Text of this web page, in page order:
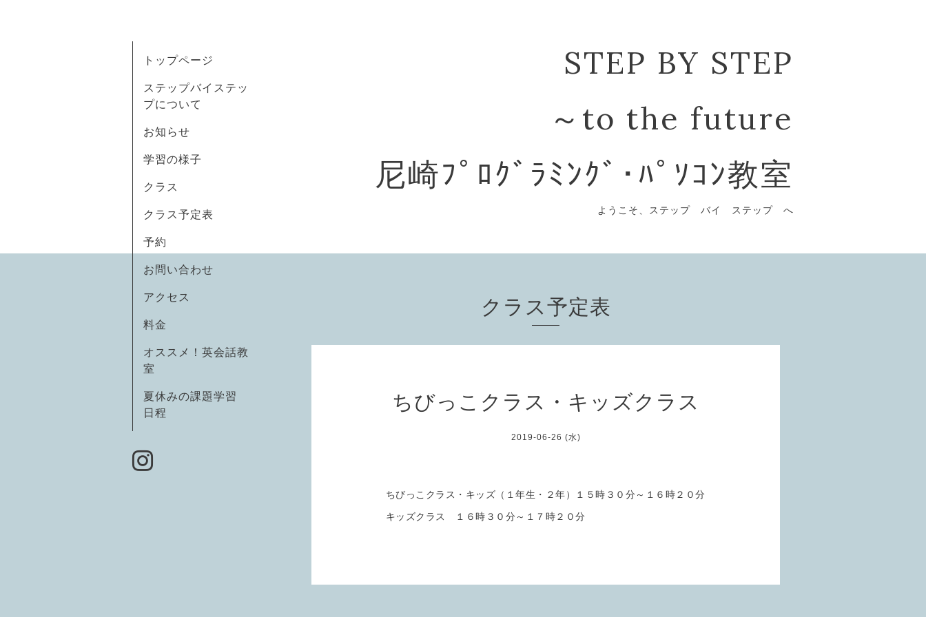
STEP BY STEP
～to the future
尼崎ﾌﾟﾛｸﾞﾗﾐﾝｸﾞ･ﾊﾟｿｺﾝ教室
ようこそ、ステップ バイ ステップ へ
トップページ
ステップバイステッ
プについて
お知らせ
学習の様子
クラス
クラス予定表
予約
お問い合わせ
アクセス
料金
オススメ！英会話教
室
夏休みの課題学習
日程
クラス予定表
ちびっこクラス・キッズクラス
2019-06-26 (水)
ちびっこクラス・キッズ（１年生・２年）１５時３０分～１６時２０分
キッズクラス １６時３０分～１７時２０分